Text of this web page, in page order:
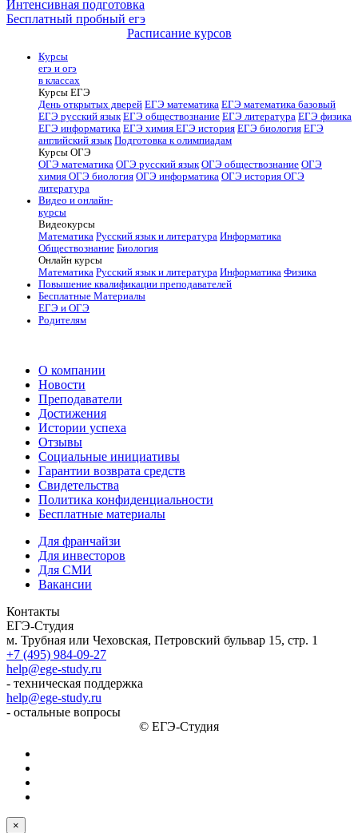
Интенсивная подготовка
Бесплатный пробный егэ
Расписание курсов
Курсы
егэ и огэ
в классах
Курсы ЕГЭ
День открытых дверей ЕГЭ математика ЕГЭ математика базовый
ЕГЭ русский язык ЕГЭ обществознание ЕГЭ литература ЕГЭ физика
ЕГЭ информатика ЕГЭ химия ЕГЭ история ЕГЭ биология ЕГЭ
английский язык Подготовка к олимпиадам
Курсы ОГЭ
ОГЭ математика ОГЭ русский язык ОГЭ обществознание ОГЭ
химия ОГЭ биология ОГЭ информатика ОГЭ история ОГЭ
литература
Видео и онлайн-
курсы
Видеокурсы
Математика Русский язык и литература Информатика
Обществознание Биология
Онлайн курсы
Математика Русский язык и литература Информатика Физика
Повышение квалификации преподавателей
Бесплатные Материалы
ЕГЭ и ОГЭ
Родителям
О компании
Новости
Преподаватели
Достижения
Истории успеха
Отзывы
Социальные инициативы
Гарантии возврата средств
Свидетельства
Политика конфиденциальности
Бесплатные материалы
Для франчайзи
Для инвесторов
Для СМИ
Вакансии
Контакты
ЕГЭ-Студия
м. Трубная или Чеховская, Петровский бульвар 15, стр. 1
+7 (495) 984-09-27
help@ege-study.ru
- техническая поддержка
help@ege-study.ru
- остальные вопросы
© ЕГЭ-Студия
×